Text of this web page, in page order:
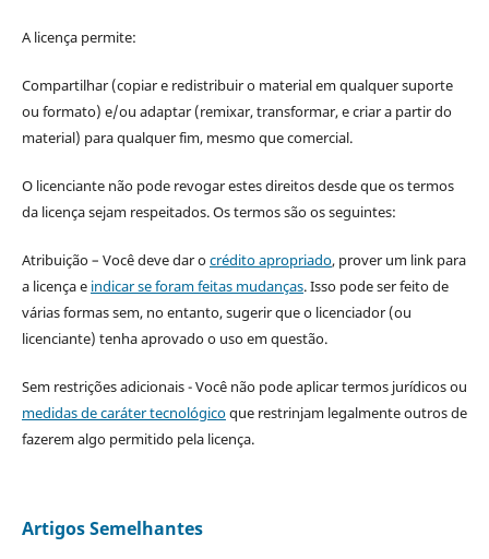
A licença permite:
Compartilhar (copiar e redistribuir o material em qualquer suporte
ou formato) e/ou adaptar (remixar, transformar, e criar a partir do
material) para qualquer fim, mesmo que comercial.
O licenciante não pode revogar estes direitos desde que os termos
da licença sejam respeitados. Os termos são os seguintes:
Atribuição – Você deve dar ocrédito apropriado, prover um link para
a licença e indicar se foram feitas mudanças. Isso pode ser feito de
várias formas sem, no entanto, sugerir que o licenciador (ou
licenciante) tenha aprovado o uso em questão.
Sem restrições adicionais - Você não pode aplicar termos jurídicos ou
medidas de caráter tecnológicoque restrinjam legalmente outros de
fazerem algo permitido pela licença.
Artigos Semelhantes